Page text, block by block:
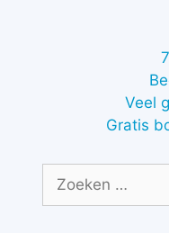
Veel
Gratis
naar: